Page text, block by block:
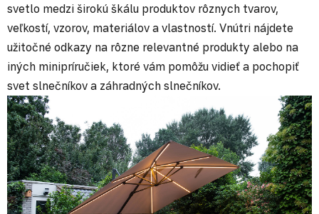
svetlo medzi širokú škálu produktov rôznych tvarov,
veľkostí, vzorov, materiálov a vlastností. Vnútri nájdete
užitočné odkazy na rôzne relevantné produkty alebo na
iných minipríručiek, ktoré vám pomôžu vidieť a pochopiť
svet slnečníkov a záhradných slnečníkov.